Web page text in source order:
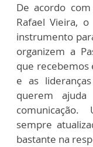
De acordo
Rafael Vieira,
instrumento
organizem a
que recebemos
e as
querem
sempre
bastante na